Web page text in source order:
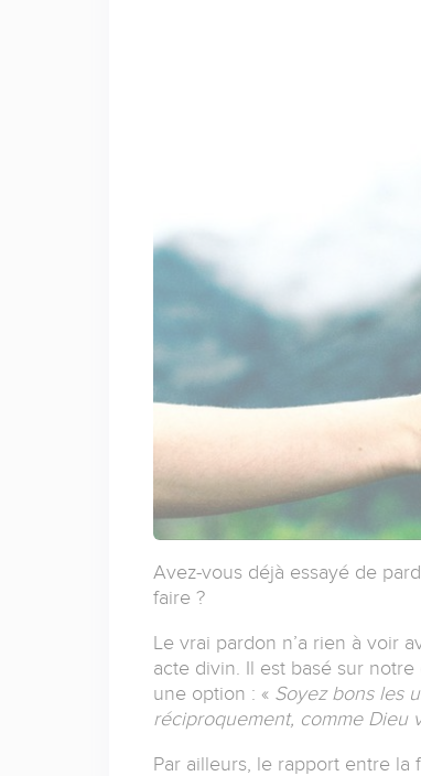
Avez-vous déjà essayé de
faire ?
Le vrai pardon n’a rien à voir
acte divin. Il est basé sur
une option : « Soyez bons les
réciproquement, comme Dieu
Par ailleurs, le rapport entre